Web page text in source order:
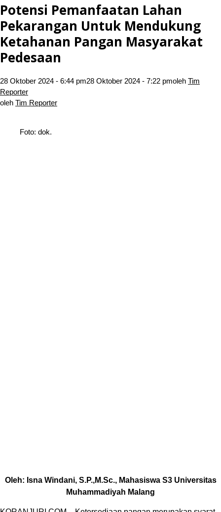
Potensi Pemanfaatan Lahan
Pekarangan Untuk Mendukung
Ketahanan Pangan Masyarakat
Pedesaan
28 Oktober 2024 - 6:44 pm28 Oktober 2024 - 7:22 pmoleh Tim
Reporter
oleh Tim Reporter
Foto: dok.
Oleh: Isna Windani, S.P.,M.Sc., Mahasiswa S3 Universitas
Muhammadiyah Malang